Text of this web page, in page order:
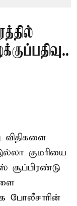
விதிகளை
குமரியை
போலீசாரின்